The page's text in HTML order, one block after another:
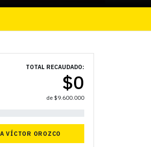
TOTAL RECAUDADO:
$0
de$9.600.000
VÍCTOR OROZCO